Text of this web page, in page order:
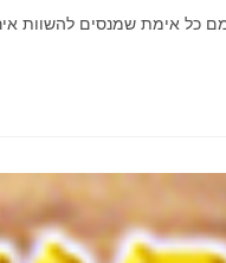
כל אימת שמנסים להשוות